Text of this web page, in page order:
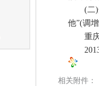
(二)开
他”(调
重庆
2013
相关附件：